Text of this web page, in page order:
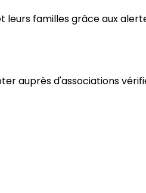
leurs familles grâce aux
auprès d'associations